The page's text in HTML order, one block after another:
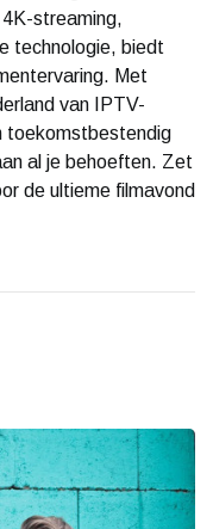
streaming,
technologie, biedt
Met
van IPTV-
toekomstbestendig
al je behoeften. Zet
de ultieme filmavond